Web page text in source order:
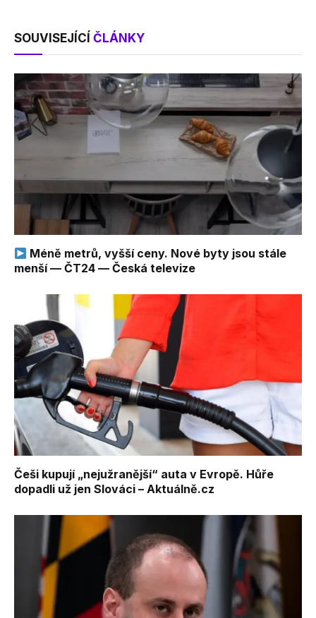
SOUVISEJÍCÍ ČLÁNKY
Méně metrů, vyšší ceny. Nové byty jsou stále
menší — ČT24 — Česká televize
Češi kupují „nejužranější“ auta v Evropě. Hůře
dopadli už jen Slováci – Aktuálně.cz